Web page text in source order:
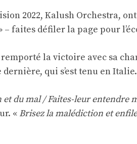
2022, Kalush Orchestra,
– faites défiler la page pour
la victoire avec sa
dernière, qui s’est tenu en Italie.
et du mal / Faites-leur entendre
« Brisez la malédiction et